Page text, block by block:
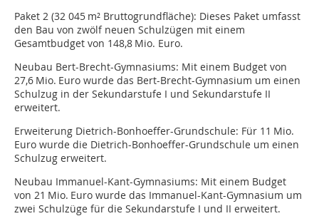
Paket 2 (32 045 m² Bruttogrundfläche): Dieses Paket umfasst
den Bau von zwölf neuen Schulzügen mit einem
Gesamtbudget von 148,8 Mio. Euro.
Neubau Bert-Brecht-Gymnasiums: Mit einem Budget von
27,6 Mio. Euro wurde das Bert-Brecht-Gymnasium um einen
Schulzug in der Sekundarstufe I und Sekundarstufe II
erweitert.
Erweiterung Dietrich-Bonhoeffer-Grundschule: Für 11 Mio.
Euro wurde die Dietrich-Bonhoeffer-Grundschule um einen
Schulzug erweitert.
Neubau Immanuel-Kant-Gymnasiums: Mit einem Budget
von 21 Mio. Euro wurde das Immanuel-Kant-Gymnasium um
zwei Schulzüge für die Sekundarstufe I und II erweitert.